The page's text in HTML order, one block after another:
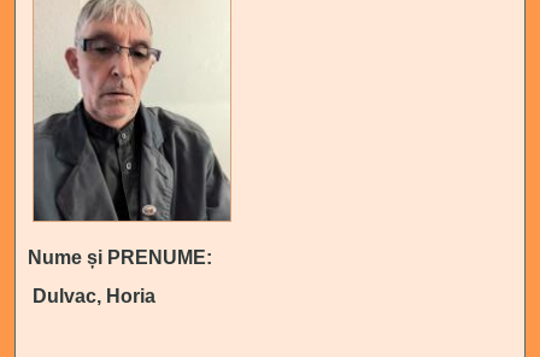
Nume și PRENUME:
Dulvac, Horia